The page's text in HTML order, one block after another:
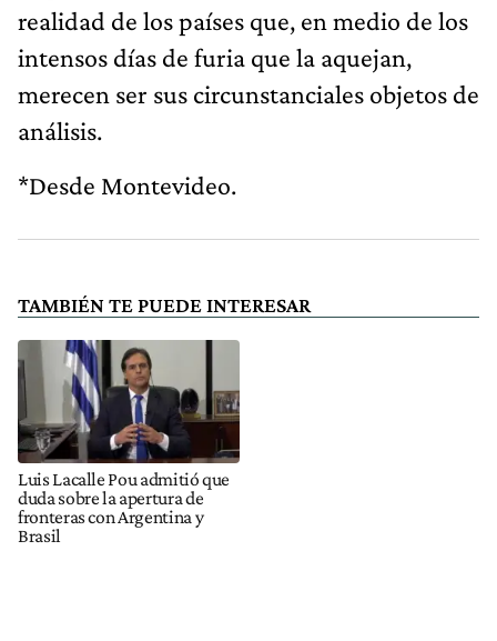
realidad de los países que, en medio de los
intensos días de furia que la aquejan,
merecen ser sus circunstanciales objetos de
análisis.
*Desde Montevideo.
TAMBIÉN TE PUEDE INTERESAR
Luis Lacalle Pou admitió que
duda sobre la apertura de
fronteras con Argentina y
Brasil